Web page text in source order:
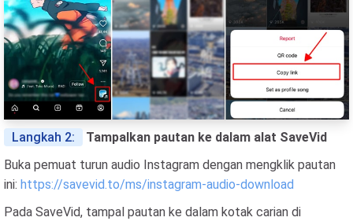
Langkah 2:
Tampalkan pautan ke dalam alat SaveVid
Buka pemuat turun audio Instagram dengan mengklik pautan
ini: https://savevid.to/ms/instagram-audio-download
Pada SaveVid, tampal pautan ke dalam kotak carian di